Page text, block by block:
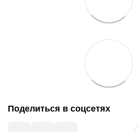
Поделиться в соцсетях